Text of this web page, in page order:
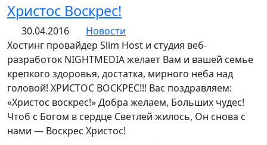
Христос Воскрес!
30.04.2016
Новости
Хостинг провайдер Slim Host и студия веб-
разработок NIGHTMEDIA желает Вам и вашей семье
крепкого здоровья, достатка, мирного неба над
головой! ХРИСТОС ВОСКРЕС!!! Вас поздравляем:
«Христос воскрес!» Добра желаем, Больших чудес!
Чтоб с Богом в сердце Светлей жилось, Он снова с
нами — Воскрес Христос!